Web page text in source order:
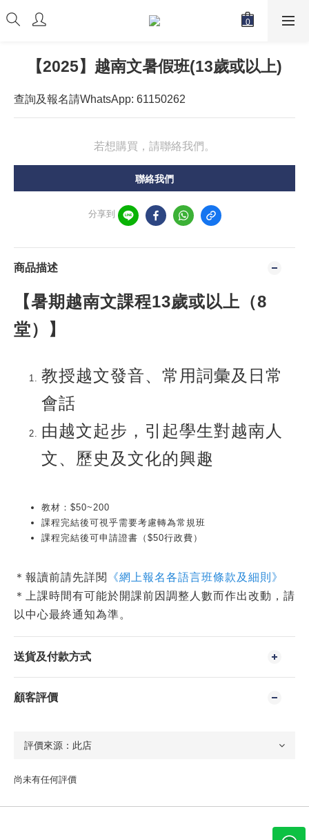
【2025】越南文暑假班(13歲或以上)
查詢及報名請WhatsApp: 61150262
若想購買，請聯絡我們。
聯絡我們
分享到
商品描述
【暑期越南文課程13歲或以上（8
堂）】
教授越文發音、常用詞彙及日常
會話
由越文起步，引起學生對越南人
文、歷史及文化的興趣
教材：$50~200
課程完結後可視乎需要考慮轉為常規班
課程完結後可申請證書（$50行政費）
＊報讀前請先詳閱
《網上報名各語言班條款及細則》
＊上課時間有可能於開課前因調整人數而作出改動，請
以中心最終通知為準。
送貨及付款方式
顧客評價
尚未有任何評價